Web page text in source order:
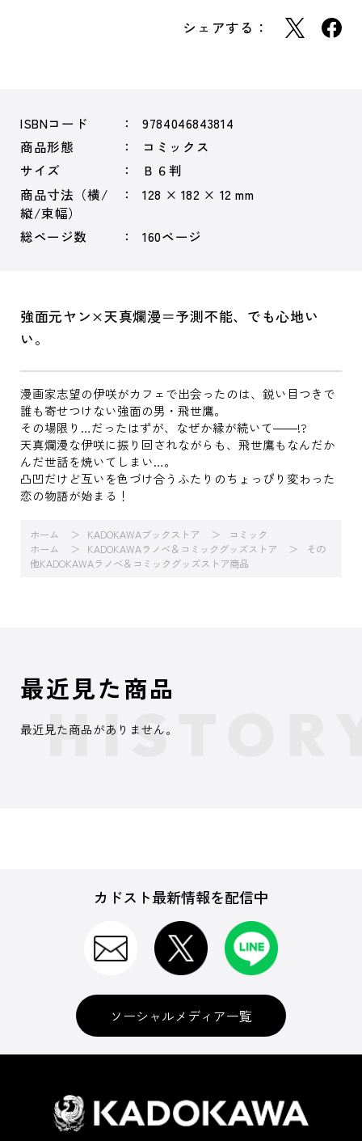
シェアする：
ISBNコード
9784046843814
商品形態
コミックス
サイズ
Ｂ６判
商品寸法（横/
縦/束幅）
128 × 182 × 12 mm
総ページ数 160ページ
強面元ヤン×天真爛漫＝予測不能、でも心地い
い。
漫画家志望の伊咲がカフェで出会ったのは、鋭い目つきで
誰も寄せつけない強面の男・飛世鷹。
その場限り…だったはずが、なぜか縁が続いて――!?
天真爛漫な伊咲に振り回されながらも、飛世鷹もなんだか
んだ世話を焼いてしまい…。
凸凹だけど互いを色づけ合うふたりのちょっぴり変わった
恋の物語が始まる！
ホーム KADOKAWAブックストア
コミック
ホーム
KADOKAWAラノベ＆コミックグッズストア
その
他KADOKAWAラノベ＆コミックグッズストア商品
最近見た商品
最近見た商品がありません。
カドスト最新情報を配信中
ソーシャルメディア一覧